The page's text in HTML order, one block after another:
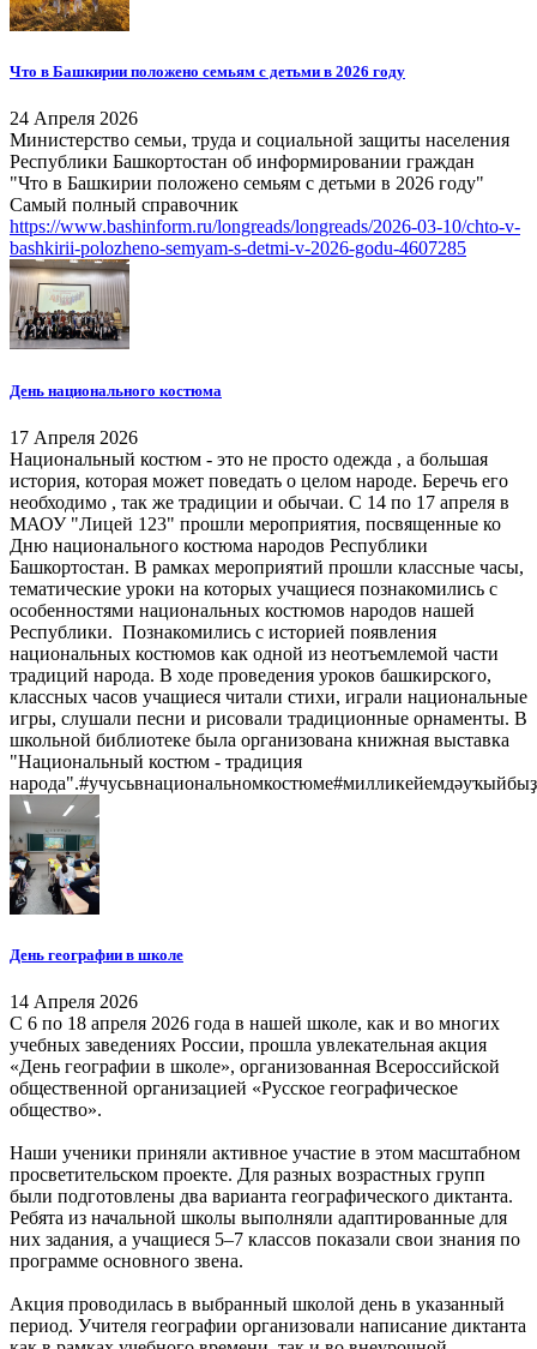
Что в Башкирии положено семьям с детьми в 2026 году
24 Апреля 2026
Министерство семьи, труда и социальной защиты населения
Республики Башкортостан об информировании граждан
"Что в Башкирии положено семьям с детьми в 2026 году"
Самый полный справочник
https://www.bashinform.ru/longreads/longreads/2026-03-10/chto-v-
bashkirii-polozheno-semyam-s-detmi-v-2026-godu-4607285
День национального костюма
17 Апреля 2026
Национальный костюм - это не просто одежда , а большая
история, которая может поведать о целом народе. Беречь его
необходимо , так же традиции и обычаи. С 14 по 17 апреля в
МАОУ "Лицей 123" прошли мероприятия, посвященные ко
Дню национального костюма народов Республики
Башкортостан. В рамках мероприятий прошли классные часы,
тематические уроки на которых учащиеся познакомились с
особенностями национальных костюмов народов нашей
Республики. Познакомились с историей появления
национальных костюмов как одной из неотъемлемой части
традиций народа. В ходе проведения уроков башкирского,
классных часов учащиеся читали стихи, играли национальные
игры, слушали песни и рисовали традиционные орнаменты. В
школьной библиотеке была организована книжная выставка
"Национальный костюм - традиция
День географии в школе
14 Апреля 2026
С 6 по 18 апреля 2026 года в нашей школе, как и во многих
учебных заведениях России, прошла увлекательная акция
«День географии в школе», организованная Всероссийской
общественной организацией «Русское географическое
общество».
Наши ученики приняли активное участие в этом масштабном
просветительском проекте. Для разных возрастных групп
были подготовлены два варианта географического диктанта.
Ребята из начальной школы выполняли адаптированные для
них задания, а учащиеся 5–7 классов показали свои знания по
программе основного звена.
Акция проводилась в выбранный школой день в указанный
период. Учителя географии организовали написание диктанта